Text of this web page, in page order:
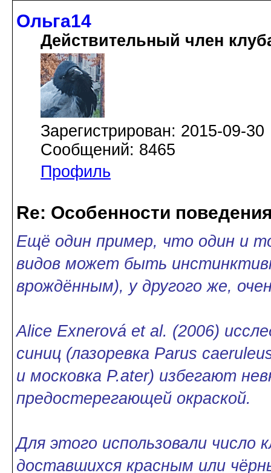
Ольга14
Действительный член
Зарегистрирован: 2015-09-30
Сообщений: 8465
Профиль
Re: Особенности
Ещё один пример, что один и
видов может быть
врождённым), у другого же,
Alice Exnerová et al. (2006)
синиц (лазоревка Parus
и московка P.ater) избегают
предостерегающей окраской.
Для этого использовали число
доставшихся красным или